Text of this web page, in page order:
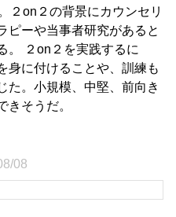
２on２の背景にカウンセリ
ピーや当事者研究があると
。 ２on２を実践するに
身に付けることや、訓練も
た。小規模、中堅、前向き
きそうだ。
08